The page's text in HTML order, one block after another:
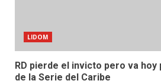
LIDOM
RD pierde el invicto pero va hoy
de la Serie del Caribe